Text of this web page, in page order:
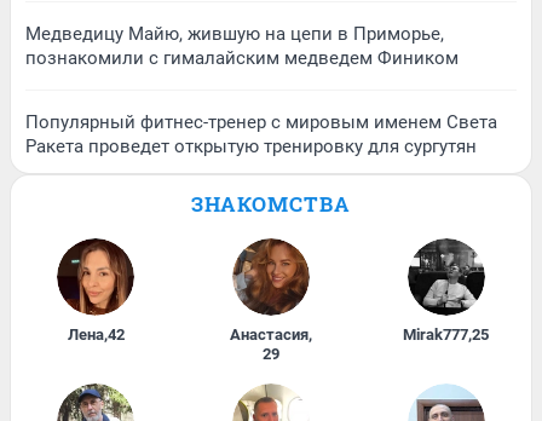
Медведицу Майю, жившую на цепи в Приморье,
познакомили с гималайским медведем Фиником
Популярный фитнес-тренер с мировым именем Света
Ракета проведет открытую тренировку для сургутян
ЗНАКОМСТВА
Лена,42 Анастасия,
29
Mirak777,25